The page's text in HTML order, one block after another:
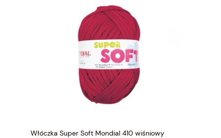
Włóczka Super Soft Mondial 410 wiśniowy